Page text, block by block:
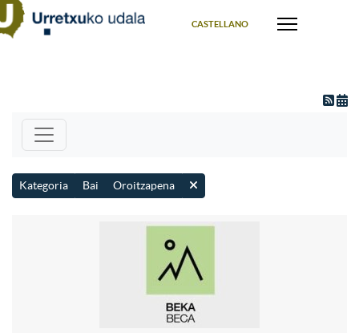
CASTELLANO
Kategoria Bai Oroitzapena